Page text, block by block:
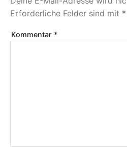
Erforderliche Felder sind mit *
Kommentar *